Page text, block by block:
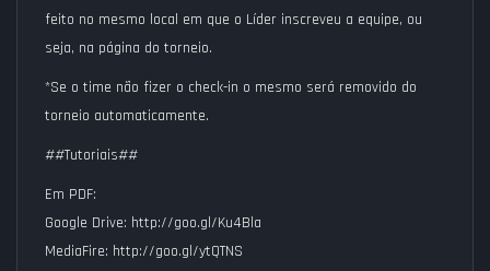
feito no mesmo local em que o Líder inscreveu a equipe, ou
seja, na página do torneio.
*Se o time não fizer o check-in o mesmo será removido do
torneio automaticamente.
##Tutoriais##
Em PDF:
Google Drive: http://goo.gl/Ku4Bla
MediaFire: http://goo.gl/ytQTNS